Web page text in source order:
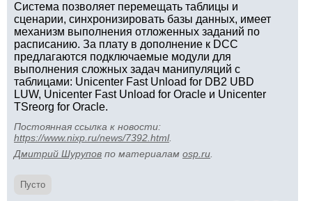
Система позволяет перемещать таблицы и
сценарии, синхронизировать базы данных, имеет
механизм выполнения отложенных заданий по
расписанию. За плату в дополнение к DCC
предлагаются подключаемые модули для
выполнения сложных задач манипуляций с
таблицами: Unicenter Fast Unload for DB2 UBD
LUW, Unicenter Fast Unload for Oracle и Unicenter
TSreorg for Oracle.
Постоянная ссылка к новости:
https://www.nixp.ru/news/7392.html.
Дмитрий Шурупов по материалам osp.ru
Пусто